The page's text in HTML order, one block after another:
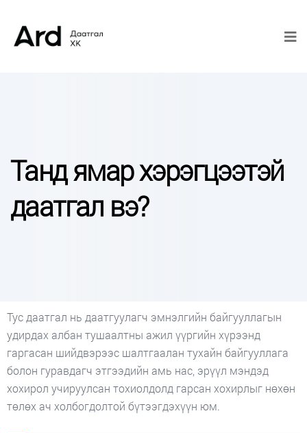
Танд ямар хэрэгцээтэй
даатгал вэ?
Тус даатгал нь даатгуулагч эмнэлгийн байгууллагын
удирдах албан тушаалтны ажил үүргийн хүрээнд
гаргасан шийдвэрээс шалтгаалан тухайн байгууллага
болон гуравдагч этгээдийн амь нас, эрүүл мэндэд
хохирол учируулсан тохиолдолд гарсан хохирлыг нөхөн
төлөх ач холбогдолтой бүтээгдэхүүн юм.